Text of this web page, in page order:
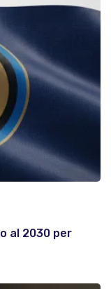
al 2030 per